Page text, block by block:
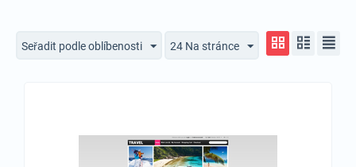
Seřadit podle oblíbenosti 24 Na stránce